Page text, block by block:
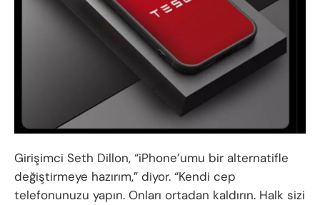
Girişimci Seth Dillon, “iPhone’umu bir alternatifle
değiştirmeye hazırım,” diyor. “Kendi cep
telefonunuzu yapın. Onları ortadan kaldırın. Halk sizi